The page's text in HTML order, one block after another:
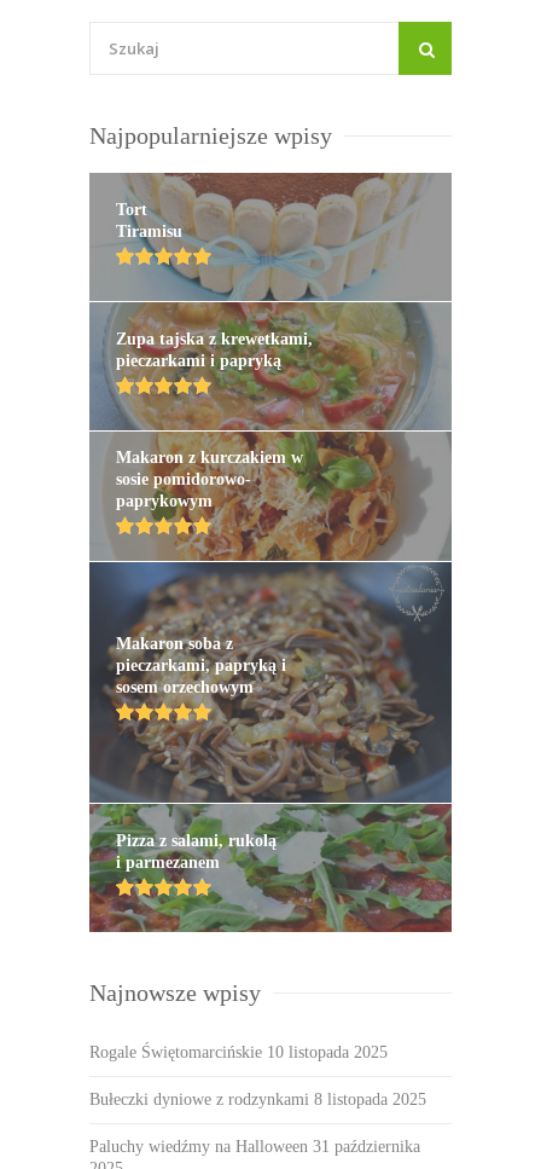
Najpopularniejsze wpisy
Tort
Tiramisu
Zupa tajska z krewetkami,
pieczarkami i papryką
Makaron z kurczakiem w
sosie pomidorowo-
paprykowym
Makaron soba z
pieczarkami, papryką i
sosem orzechowym
Pizza z salami, rukolą
i parmezanem
Najnowsze wpisy
Rogale Świętomarcińskie 10 listopada 2025
Bułeczki dyniowe z rodzynkami 8 listopada 2025
Paluchy wiedźmy na Halloween 31 października